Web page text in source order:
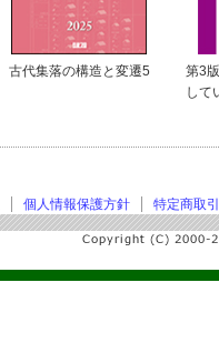
古代集落の構造と変遷5
第3
して
個人情報保護方針 特定商取